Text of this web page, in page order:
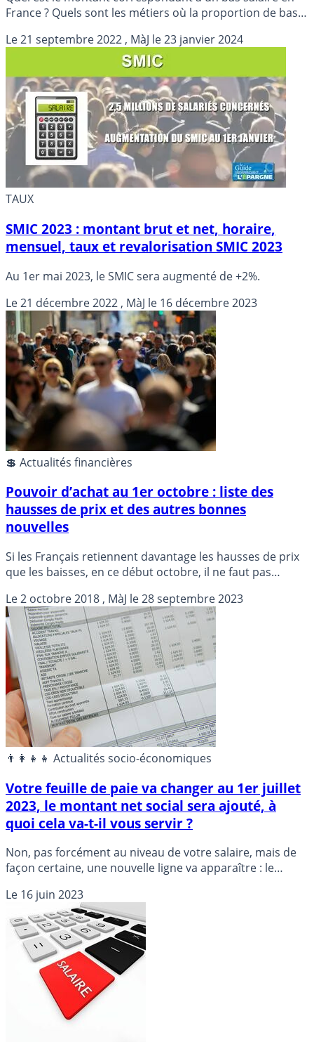
France ? Quels sont les métiers où la proportion de bas
Le21 septembre 2022 , MàJ le23 janvier 2024
TAUX
SMIC 2023 : montant brut et net, horaire,
mensuel, taux et revalorisation SMIC 2023
Au 1er mai 2023, le SMIC sera augmenté de +2%.
Le21 décembre 2022 , MàJ le 16 décembre 2023
💲 Actualités financières
Pouvoir d’achat au 1er octobre : liste des
hausses de prix et des autres bonnes
nouvelles
Si les Français retiennent davantage les hausses de prix
que les baisses, en ce début octobre, il ne faut pas
de pouce pour les familles monoparentales, hausse du
SMIC net, baisse de la taxe d’habitation...
Le2 octobre 2018 , MàJ le28 septembre 2023
👨‍👩‍👧‍👧 Actualités socio-économiques
Votre feuille de paie va changer au 1er juillet
2023, le montant net social sera ajouté, à
quoi cela va-t-il vous servir ?
Non, pas forcément au niveau de votre salaire, mais de
façon certaine, une nouvelle ligne va apparaître : le
Le 16 juin 2023